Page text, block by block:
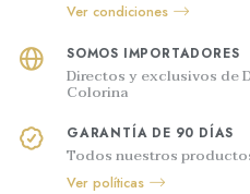
Ver condiciones
SOMOS IMPORTADORES
Directos y exclusivos de
Colorina
GARANTÍA DE 90 DÍAS
Todos nuestros
Ver políticas